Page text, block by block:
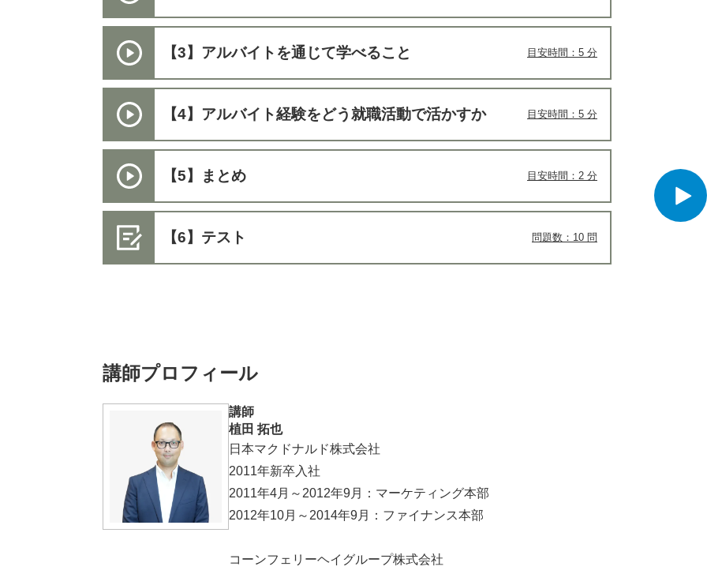
【3】アルバイトを通じて学べること 目安時間：5 分
【4】アルバイト経験をどう就職活動で活かすか 目安時間：5 分
【5】まとめ 目安時間：2 分
【6】テスト 問題数：10 問
講師プロフィール
講師
植田 拓也
日本マクドナルド株式会社
2011年新卒入社
2011年4月～2012年9月：マーケティング本部
2012年10月～2014年9月：ファイナンス本部
コーンフェリーヘイグループ株式会社